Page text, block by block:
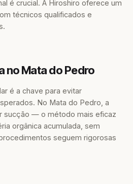
é crucial. A Hiroshiro oferece um
técnicos qualificados e
no Mata do Pedro
é a chave para evitar
No Mata do Pedro, a
sucção — o método mais eficaz
orgânica acumulada, sem
seguem rigorosas